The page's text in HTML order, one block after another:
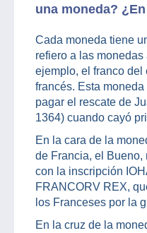
una moneda?
Cada moneda tiene
refiero a las
ejemplo, el franco del
francés. Esta
pagar el rescate de
1364) cuando cayó
En la cara de la
de Francia, el Bueno,
con la inscripción
FRANCORV REX,
los Franceses por la
En la cruz de la